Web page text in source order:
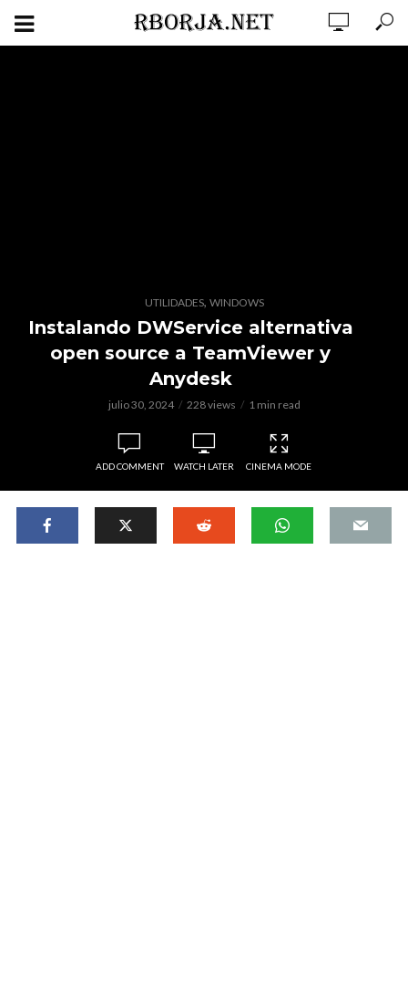
UTILIDADES, WINDOWS
Instalando DWService alternativa
open source a TeamViewer y
Anydesk
julio 30, 2024 228 views 1 min read
ADD COMMENT WATCH LATER CINEMA MODE